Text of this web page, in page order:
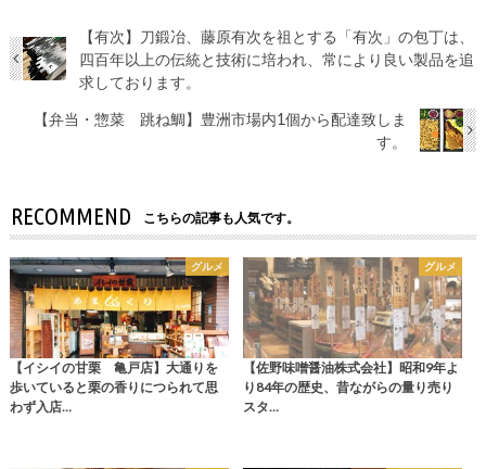
【有次】刀鍛冶、藤原有次を祖とする「有次」の包丁は、
四百年以上の伝統と技術に培われ、常により良い製品を追
求しております。
【弁当・惣菜 跳ね鯛】豊洲市場内1個から配達致しま
す。
RECOMMEND こちらの記事も人気です。
グルメ
【イシイの甘栗 亀戸店】大通りを
歩いていると栗の香りにつられて思
わず入店…
グルメ
【佐野味噌醤油株式会社】昭和9年よ
り84年の歴史、昔ながらの量り売り
スタ…